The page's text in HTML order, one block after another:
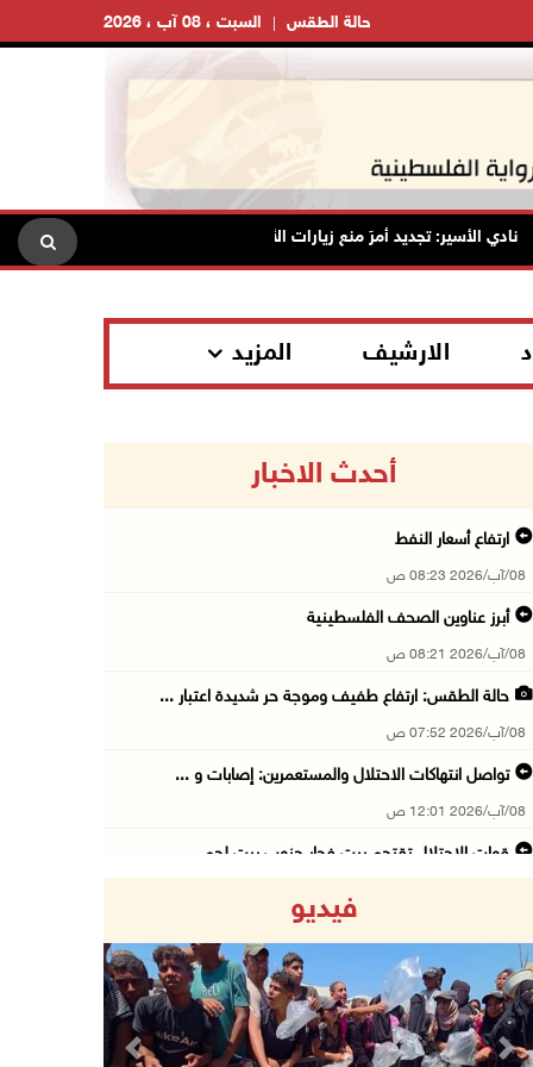
السبت ، 08 آب ، 2026 حالة الطقس
نادي الأسير: تجديد أمرَ منع زيارات الأسرى إجراء يمكّن منظومة السجون من
الارشيف المزيد
أحدث الاخبار
ارتفاع أسعار النفط
08/آب/2026 08:23 ص
أبرز عناوين الصحف الفلسطينية
08/آب/2026 08:21 ص
حالة الطقس: ارتفاع طفيف وموجة حر شديدة اعتبار ...
08/آب/2026 07:52 ص
تواصل انتهاكات الاحتلال والمستعمرين: إصابات و ...
08/آب/2026 12:01 ص
قوات الاحتلال تقتحم بيت فجار جنوب بيت لحم
07/آب/2026 11:11 م
قوات الاحتلال تقتحم بيت لحم
07/آب/2026 10:40 م
فيديو
Previous Next